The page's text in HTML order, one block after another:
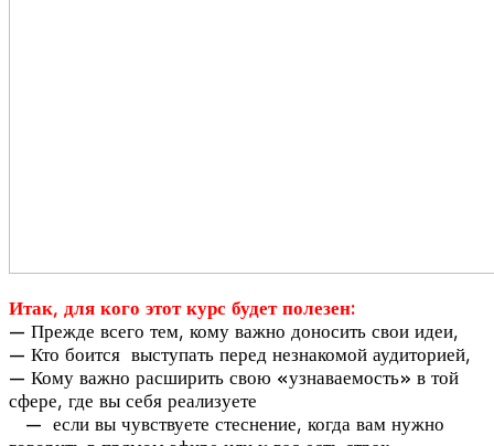
Итак, для кого этот курс будет полезен:
— Прежде всего тем, кому важно доносить свои идеи,
— Кто боится выступать перед незнакомой аудиторией,
— Кому важно расширить свою «узнаваемость» в той
сфере, где вы себя реализуете
— если вы чувствуете стеснение, когда вам нужно